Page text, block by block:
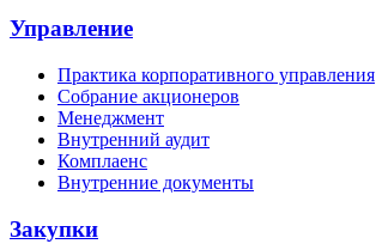
Управление
Практика корпоративного управления
Собрание акционеров
Менеджмент
Внутренний аудит
Комплаенс
Внутренние документы
Закупки